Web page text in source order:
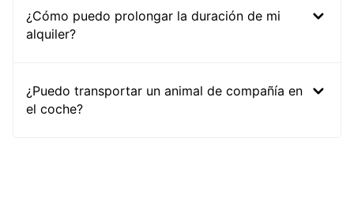
¿Cómo puedo prolongar la duración de mi
alquiler?
¿Puedo transportar un animal de compañía en
el coche?